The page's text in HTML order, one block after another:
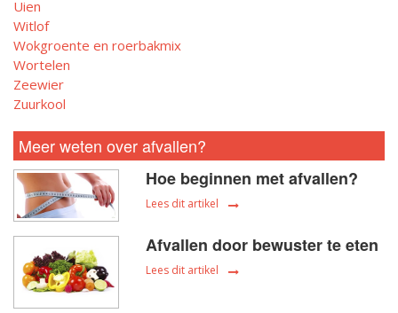
Uien
Witlof
Wokgroente en roerbakmix
Wortelen
Zeewier
Zuurkool
Meer weten over afvallen?
Hoe beginnen met afvallen?
Lees dit artikel
Afvallen door bewuster te eten
Lees dit artikel